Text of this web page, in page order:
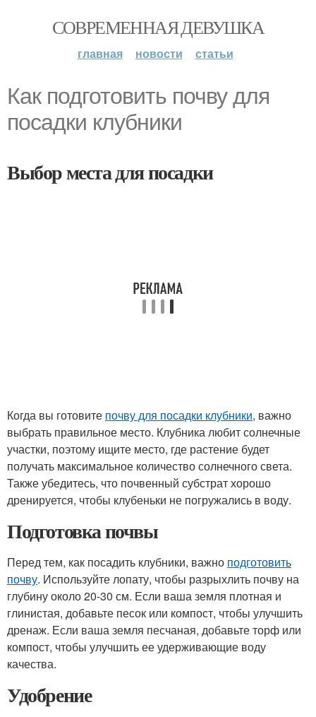
СОВРЕМЕННАЯ ДЕВУШКА
главная новости статьи
Как подготовить почву для
посадки клубники
Выбор места для посадки
Когда вы готовите почву для посадки клубники, важно
выбрать правильное место. Клубника любит солнечные
участки, поэтому ищите место, где растение будет
получать максимальное количество солнечного света.
Также убедитесь, что почвенный субстрат хорошо
дренируется, чтобы клубеньки не погружались в воду.
Подготовка почвы
Перед тем, как посадить клубники, важно подготовить
почву. Используйте лопату, чтобы разрыхлить почву на
глубину около 20-30 см. Если ваша земля плотная и
глинистая, добавьте песок или компост, чтобы улучшить
дренаж. Если ваша земля песчаная, добавьте торф или
компост, чтобы улучшить ее удерживающие воду
качества.
Удобрение